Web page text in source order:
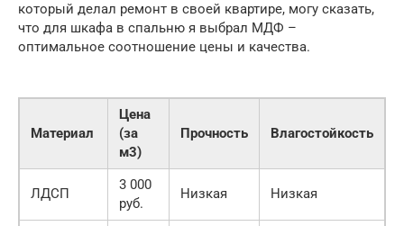
который делал ремонт в своей квартире, могу сказать,
что для шкафа в спальню я выбрал МДФ –
оптимальное соотношение цены и качества.
Материал
Цена
(за
м3)
Прочность Влагостойкость
ЛДСП
3 000
руб.
Низкая Низкая